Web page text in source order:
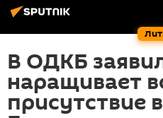
В ОДКБ
наращивает
присутствие